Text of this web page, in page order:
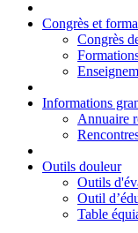
Congrès et
Congrès
Informations
Annuaire
Outils douleur
Outils
Outil
Table